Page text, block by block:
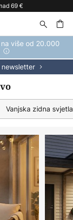
69 €
više od 20.000
Vanjska zidna svjetla